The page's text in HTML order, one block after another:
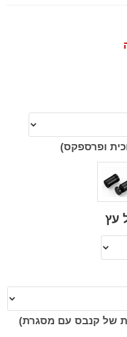
ופרספקס)
עץ
של קנבס עם מסגרת)